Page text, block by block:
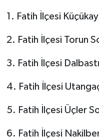
1. Fatih İlçesi
2. Fatih İlçesi Torun
3. Fatih İlçesi
4. Fatih İlçesi
5. Fatih İlçesi Üçler
6. Fatih İlçesi